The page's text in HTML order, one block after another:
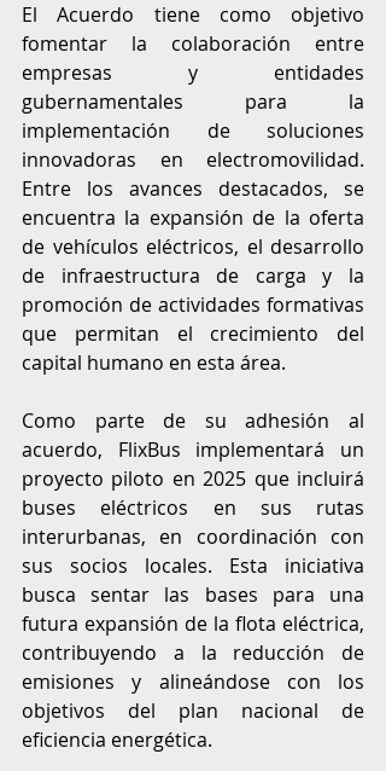
El Acuerdo tiene como objetivo
fomentar la colaboración entre
empresas y entidades
gubernamentales para la
implementación de soluciones
innovadoras en electromovilidad.
Entre los avances destacados, se
encuentra la expansión de la oferta
de vehículos eléctricos, el desarrollo
de infraestructura de carga y la
promoción de actividades formativas
que permitan el crecimiento del
capital humano en esta área.
Como parte de su adhesión al
acuerdo, FlixBus implementará un
proyecto piloto en 2025 que incluirá
buses eléctricos en sus rutas
interurbanas, en coordinación con
sus socios locales. Esta iniciativa
busca sentar las bases para una
futura expansión de la flota eléctrica,
contribuyendo a la reducción de
emisiones y alineándose con los
objetivos del plan nacional de
eficiencia energética.